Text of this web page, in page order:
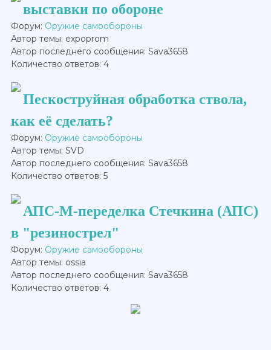
выставки по обороне
Форум: Оружие самообороны
Автор темы: expoprom
Автор последнего сообщения: Sava3658
Количество ответов: 4
Пескоструйная обработка ствола,
как её сделать?
Форум: Оружие самообороны
Автор темы: SVD
Автор последнего сообщения: Sava3658
Количество ответов: 5
АПС-М-переделка Стечкина (АПС)
в "резинострел"
Форум: Оружие самообороны
Автор темы: ossia
Автор последнего сообщения: Sava3658
Количество ответов: 4